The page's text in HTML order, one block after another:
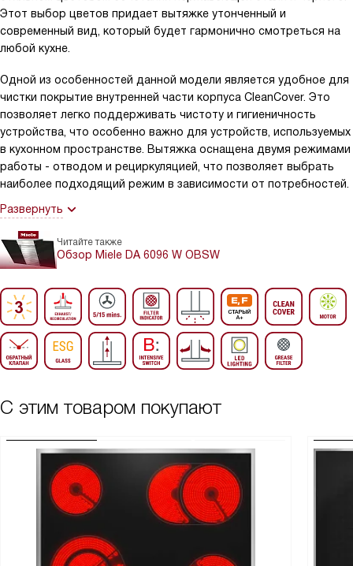
Этот выбор цветов придает вытяжке утонченный и
современный вид, который будет гармонично смотреться на
любой кухне.
Одной из особенностей данной модели является удобное для
чистки покрытие внутренней части корпуса CleanCover. Это
позволяет легко поддерживать чистоту и гигиеничность
устройства, что особенно важно для устройств, используемых
в кухонном пространстве. Вытяжка оснащена двумя режимами
работы - отводом и рециркуляцией, что позволяет выбрать
наиболее подходящий режим в зависимости от потребностей.
Развернуть
Читайте также
Обзор Miele DA 6096 W OBSW
С этим товаром покупают